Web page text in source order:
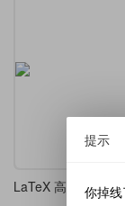
提示
你掉